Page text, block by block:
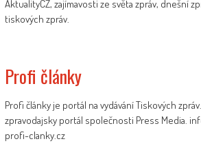
AktualityCZ, zajímavosti ze světa zpráv, dnešní
tiskových zpráv.
Profi články
Profi články je portál na vydávání Tiskových
zpravodajsky portál společnosti Press Media.
profi-clanky.cz